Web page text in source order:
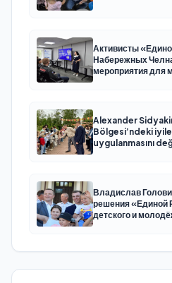
Активисты
Набережных
мероприятия для
Alexander
Bölgesi’ndeki
uygulanmasını
Владислав
решения «Единой
детского и